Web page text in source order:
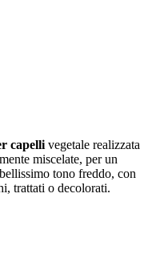
capelli vegetale realizzata
miscelate, per un
tono freddo, con
trattati o decolorati.